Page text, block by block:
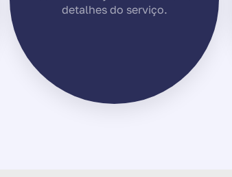
detalhes do serviço.